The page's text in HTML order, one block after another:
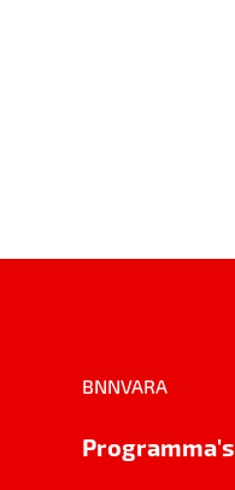
BNNVARA
Programma's